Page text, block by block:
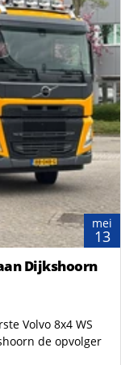
mei
13
Dijkshoorn
Volvo 8x4 WS
de opvolger